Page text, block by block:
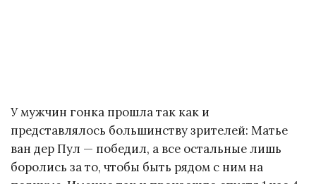
У мужчин гонка прошла так как и
представлялось большинству зрителей: Матье
ван дер Пул — победил, а все остальные лишь
боролись за то, чтобы быть рядом с ним на